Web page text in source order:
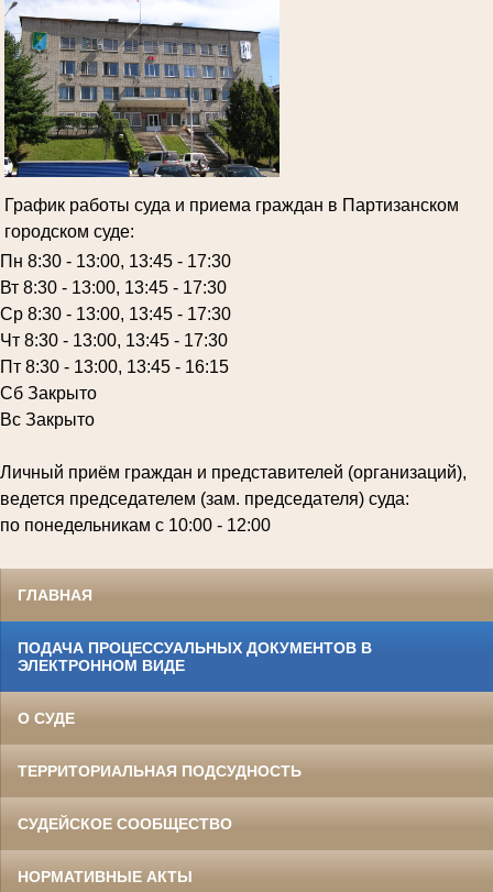
График работы суда и приема граждан в Партизанском
городском суде:
Пн 8:30 - 13:00, 13:45 - 17:30
Вт 8:30 - 13:00, 13:45 - 17:30
Ср 8:30 - 13:00, 13:45 - 17:30
Чт 8:30 - 13:00, 13:45 - 17:30
Пт 8:30 - 13:00, 13:45 - 16:15
Сб Закрыто
Вс Закрыто
Личный приём граждан и представителей (организаций),
ведется председателем (зам. председателя) суда:
по понедельникам с 10:00 - 12:00
ГЛАВНАЯ
ПОДАЧА ПРОЦЕССУАЛЬНЫХ ДОКУМЕНТОВ В
ЭЛЕКТРОННОМ ВИДЕ
О СУДЕ
ТЕРРИТОРИАЛЬНАЯ ПОДСУДНОСТЬ
СУДЕЙСКОЕ СООБЩЕСТВО
НОРМАТИВНЫЕ АКТЫ